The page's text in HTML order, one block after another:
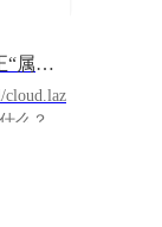
WTC系列：Self Journal --- 一款真正“属于自己”的隐私优先子弹笔记 PWA
cloud.laz
验，无